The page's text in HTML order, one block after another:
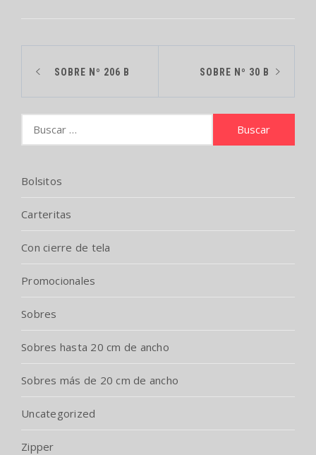
SOBRE Nº 206 B SOBRE Nº 30 B
Bolsitos
Carteritas
Con cierre de tela
Promocionales
Sobres
Sobres hasta 20 cm de ancho
Sobres más de 20 cm de ancho
Uncategorized
Zipper